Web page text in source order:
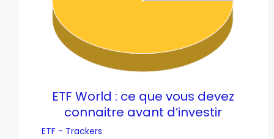
ETF World : ce que vous devez
connaitre avant d’investir
ETF - Trackers